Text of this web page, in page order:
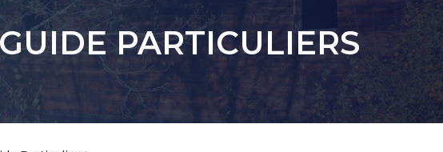
PARTICULIERS